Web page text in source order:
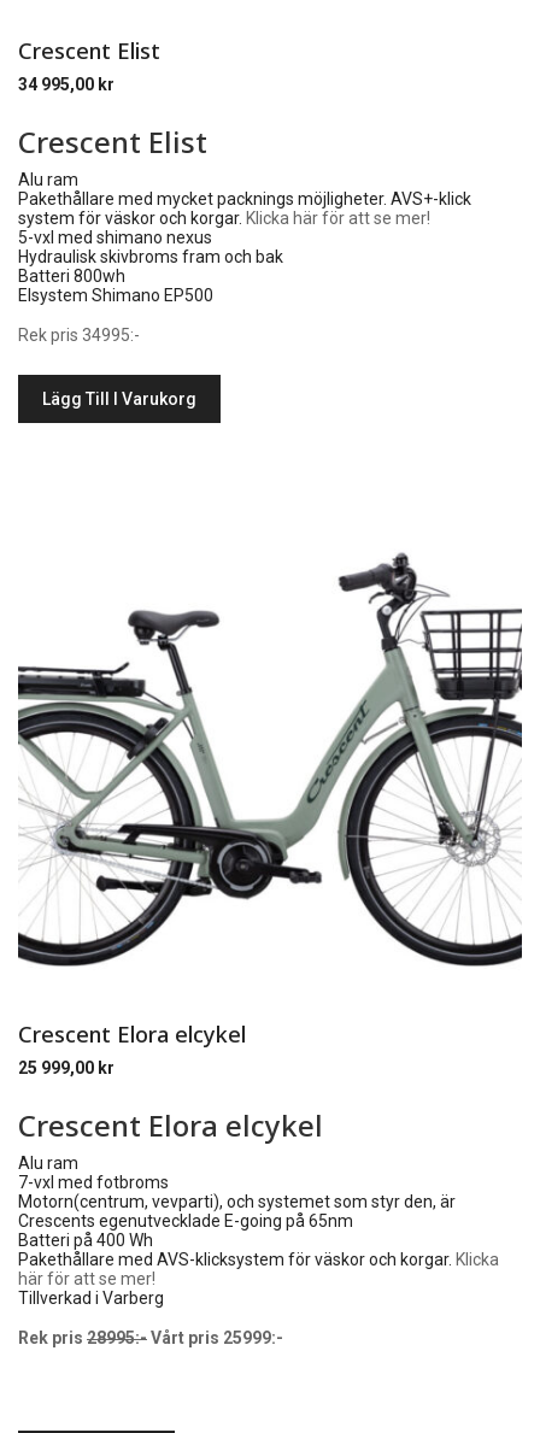
Crescent Elist
34 995,00 kr
Crescent Elist
Alu ram
Pakethållare med mycket packnings möjligheter. AVS+-klick
system för väskor och korgar. Klicka här för att se mer!
5-vxl med shimano nexus
Hydraulisk skivbroms fram och bak
Batteri 800wh
Elsystem Shimano EP500
Rek pris 34995:-
Lägg Till I Varukorg
Crescent Elora elcykel
25 999,00 kr
Crescent Elora elcykel
Alu ram
7-vxl med fotbroms
Motorn(centrum, vevparti), och systemet som styr den, är
Crescents egenutvecklade E-going på 65nm
Batteri på 400 Wh
Pakethållare med AVS-klicksystem för väskor och korgar. Klicka
här för att se mer!
Tillverkad i Varberg
Rek pris 28995:-Vårt pris 25999:-